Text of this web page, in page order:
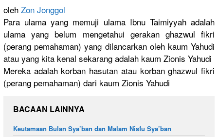
oleh Zon Jonggol
Para ulama yang memuji ulama Ibnu Taimiyyah adalah
ulama yang belum mengetahui gerakan ghazwul fikri
(perang pemahaman) yang dilancarkan oleh kaum Yahudi
atau yang kita kenal sekarang adalah kaum Zionis Yahudi
Mereka adalah korban hasutan atau korban ghazwul fikri
(perang pemahaman) dari kaum Zionis Yahudi
BACAAN LAINNYA
Keutamaan Bulan Sya’ban dan Malam Nisfu Sya’ban